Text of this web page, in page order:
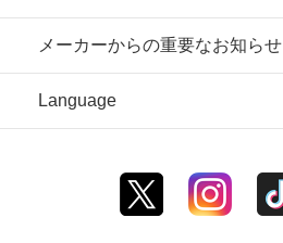
メーカーからの重要なお知らせ
Language